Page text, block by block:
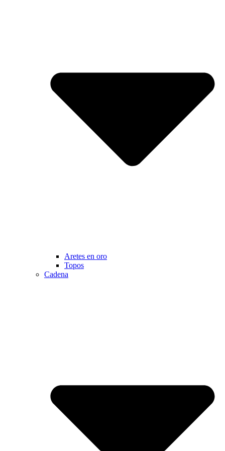
Aretes en oro
Topos
Cadena